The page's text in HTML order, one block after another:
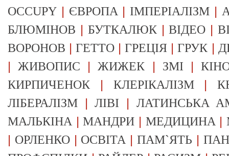
OCCUPY | ЄВРОПА | ІМПЕРІАЛІЗМ |
БЛЮМІНОВ | БУТКАЛЮК|ВІДЕО |
ВОРОНОВ |ГЕТТО |ГРЕЦІЯ |ГРУК |
|ЖИВОПИС |ЖИЖЕК | ЗМІ |
КИРПИЧЕНОК | КЛЕРІКАЛІЗМ|
ЛІБЕРАЛІЗМ |ЛІВІ | ЛАТИНСЬКА
МАЛЬКІНА |МАНДРИ | МЕДИЦИНА |
| ОРЛЕНКО| ОСВІТА |ПАМ`ЯТЬ |